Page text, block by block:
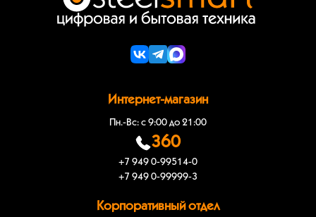
Интернет-магазин
Пн.-Вс: с 9:00 до 21:00
360
+7 949 0-99514-0
+7 949 0-99999-3
Корпоративный отдел